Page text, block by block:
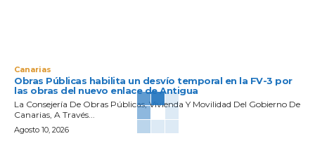
Canarias
Obras Públicas habilita un desvío temporal en la FV-3 por
las obras del nuevo enlace de Antigua
La Consejería De Obras Públicas, Vivienda Y Movilidad Del Gobierno De
Canarias, A Través...
Agosto 10, 2026